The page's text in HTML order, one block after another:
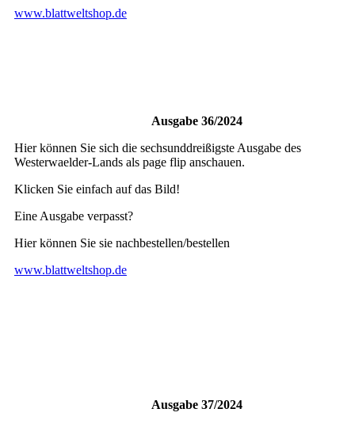
www.blattweltshop.de
Ausgabe 36/2024
Hier können Sie sich die sechsunddreißigste Ausgabe des
Westerwaelder-Lands als page flip anschauen.
Klicken Sie einfach auf das Bild!
Eine Ausgabe verpasst?
Hier können Sie sie nachbestellen/bestellen
www.blattweltshop.de
Ausgabe 37/2024